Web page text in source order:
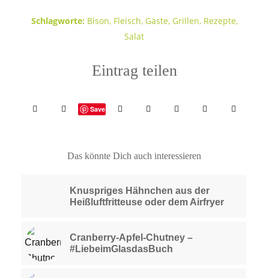
Schlagworte: Bison, Fleisch, Gäste, Grillen, Rezepte,
Salat
Eintrag teilen
Save
Das könnte Dich auch interessieren
Knuspriges Hähnchen aus der
Heißluftfritteuse oder dem Airfryer
Cranberry-Apfel-Chutney –
#LiebeimGlasdasBuch